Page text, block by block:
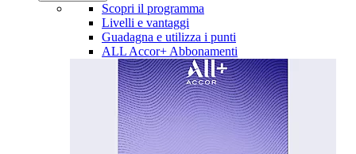
Scopri il programma
Livelli e vantaggi
Guadagna e utilizza i punti
ALL Accor+ Abbonamenti